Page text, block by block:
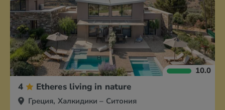
10.0
4 Etheres living in nature
Греция, Халкидики – Ситония